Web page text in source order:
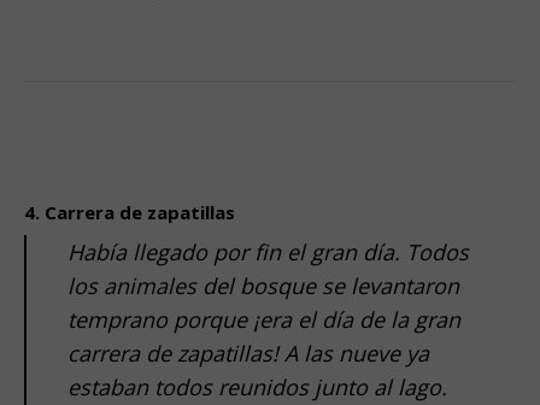
4. Carrera de zapatillas
Había llegado por fin el gran día. Todos
los animales del bosque se levantaron
temprano porque ¡era el día de la gran
carrera de zapatillas! A las nueve ya
estaban todos reunidos junto al lago.